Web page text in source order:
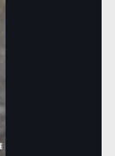
Bildeverktøy